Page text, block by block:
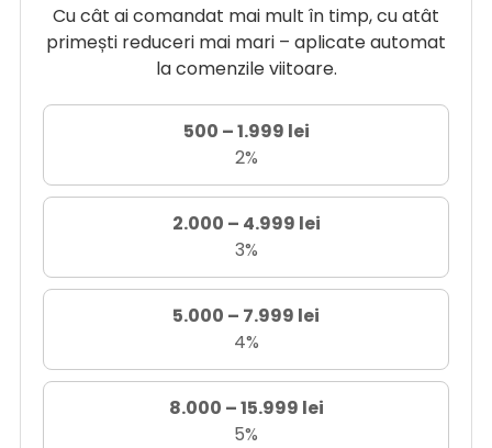
Cu cât ai comandat mai mult în timp, cu atât
primești reduceri mai mari – aplicate automat
la comenzile viitoare.
500 – 1.999 lei
2%
2.000 – 4.999 lei
3%
5.000 – 7.999 lei
4%
8.000 – 15.999 lei
5%